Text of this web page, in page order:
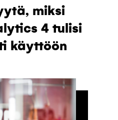
miksi
4 tulisi
käyttöön